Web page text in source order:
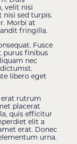
velit nisi
nisi sed turpis.
Morbi at
fringilla.
Fusce
purus finibus
nec
dictumst.
libero eget
erat rutrum
placerat
quis efficitur
elit a
erat. Donec
urna.